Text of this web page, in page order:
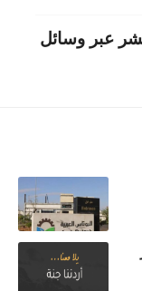
عبر وسائل